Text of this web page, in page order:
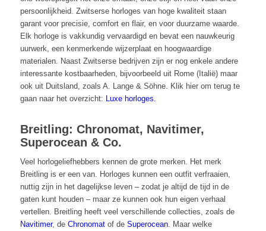
persoonlijkheid. Zwitserse horloges van hoge kwaliteit staan
garant voor precisie, comfort en flair, en voor duurzame waarde.
Elk horloge is vakkundig vervaardigd en bevat een nauwkeurig
uurwerk, een kenmerkende wijzerplaat en hoogwaardige
materialen. Naast Zwitserse bedrijven zijn er nog enkele andere
interessante kostbaarheden, bijvoorbeeld uit Rome (Italië) maar
ook uit Duitsland, zoals A. Lange & Söhne. Klik hier om terug te
gaan naar het overzicht: Luxe horloges.
Breitling: Chronomat, Navitimer,
Superocean & Co.
Veel horlogeliefhebbers kennen de grote merken. Het merk
Breitling is er een van. Horloges kunnen een outfit verfraaien,
nuttig zijn in het dagelijkse leven – zodat je altijd de tijd in de
gaten kunt houden – maar ze kunnen ook hun eigen verhaal
vertellen. Breitling heeft veel verschillende collecties, zoals de
Navitimer, de Chronomatof de Superocean. Maar welke